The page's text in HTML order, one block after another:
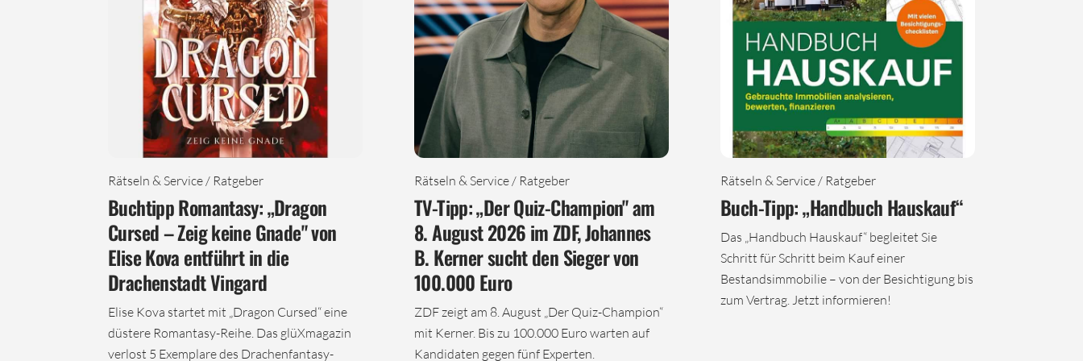
Rätseln & Service / Ratgeber
Buchtipp Romantasy: „Dragon
Cursed – Zeig keine Gnade" von
Elise Kova entführt in die
Drachenstadt Vingard
Elise Kova startet mit „Dragon Cursed“ eine
düstere Romantasy-Reihe. Das glüXmagazin
verlost 5 Exemplare des Drachenfantasy-
Rätseln & Service / Ratgeber
TV-Tipp: „Der Quiz-Champion" am
8. August 2026 im ZDF, Johannes
B. Kerner sucht den Sieger von
100.000 Euro
ZDF zeigt am 8. August „Der Quiz-Champion“
mit Kerner. Bis zu 100.000 Euro warten auf
Kandidaten gegen fünf Experten.
Rätseln & Service / Ratgeber
Buch-Tipp: „Handbuch Hauskauf“
Das „Handbuch Hauskauf“ begleitet Sie
Schritt für Schritt beim Kauf einer
Bestandsimmobilie – von der Besichtigung bis
zum Vertrag. Jetzt informieren!